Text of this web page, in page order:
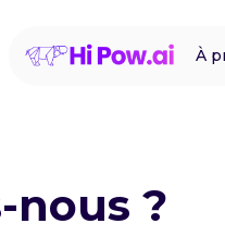
À
nous ?